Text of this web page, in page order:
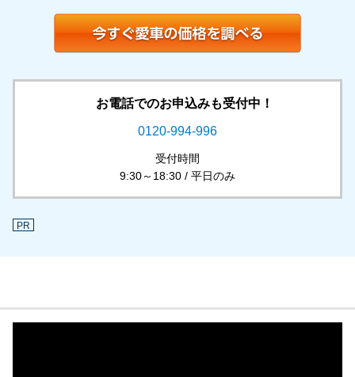
お電話でのお申込みも受付中！
0120-994-996
受付時間
9:30～18:30 / 平日のみ
PR